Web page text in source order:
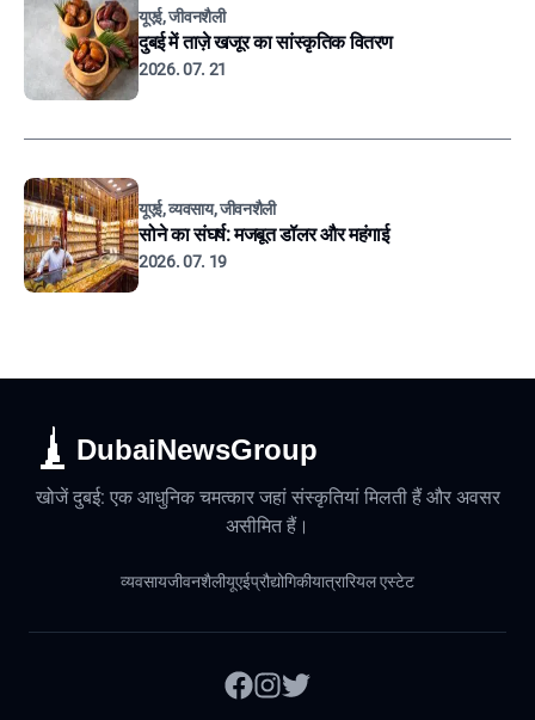
यूएई, जीवनशैली
दुबई में ताज़े खजूर का सांस्कृतिक वितरण
2026. 07. 21
यूएई, व्यवसाय, जीवनशैली
सोने का संघर्ष: मजबूत डॉलर और महंगाई
2026. 07. 19
DubaiNewsGroup
खोजें दुबई: एक आधुनिक चमत्कार जहां संस्कृतियां मिलती हैं और अवसर
असीमित हैं।
व्यवसायजीवनशैलीयूएईप्रौद्योगिकीयात्रारियल एस्टेट